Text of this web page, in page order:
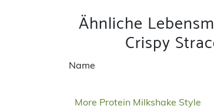
Ähnliche
Crispy
Name
More Protein Milkshake Style